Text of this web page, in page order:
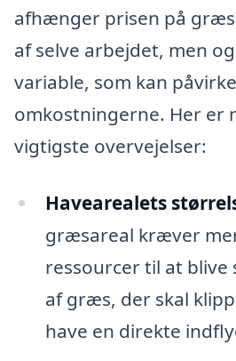
afhænger prisen på
af selve arbejdet, men
variable, som kan påvirke
omkostningerne. Her er
vigtigste overvejelser:
Havearealets
græsareal kræver
ressourcer til at
af græs, der skal
have en direkte